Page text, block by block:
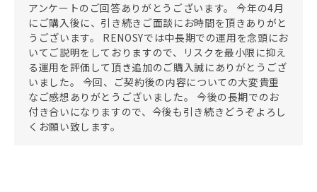
アンケートのご回答ありがとうございます。 今年の4月
にご購入後に、引き続きご面談にお時間を頂きありがと
うございます。 RENOSYでは中長期での運用を念頭にお
いてご説明をしておりますので、リスクを最小限に抑え
る運用を評価して頂き追加のご購入誠にありがとうござ
いました。 今回、ご契約後の内容についての大変貴重
なご感想ありがとうございました。 今後の長期でのお
付き合いになりますので、今後も引き続きどうぞよろし
くお願い致します。